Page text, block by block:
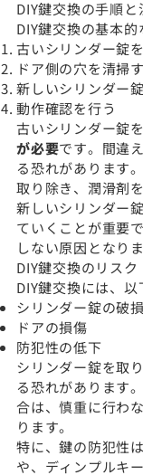
DIY鍵交換の手順と
DIY鍵交換の基本的
古いシリンダー錠
ドア側の穴を清掃
新しいシリンダー
動作確認を行う
古いシリンダー錠
が必要です。間違
る恐れがあります
取り除き、潤滑剤
新しいシリンダー
ていくことが重要
しない原因となりま
DIY鍵交換のリスク
DIY鍵交換には、以
シリンダー錠の破損
ドアの損傷
防犯性の低下
シリンダー錠を取
る恐れがあります
合は、慎重に行わ
ります。
特に、鍵の防犯性
や、ディンプルキ